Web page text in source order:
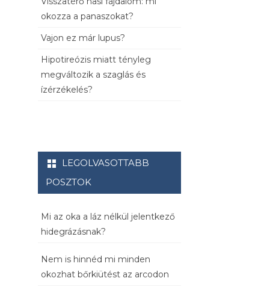
okozza a panaszokat?
Vajon ez már lupus?
Hipotireózis miatt tényleg
megváltozik a szaglás és
ízérzékelés?
LEGOLVASOTTABB
POSZTOK
Mi az oka a láz nélkül jelentkező
hidegrázásnak?
Nem is hinnéd mi minden
okozhat bőrkiütést az arcodon